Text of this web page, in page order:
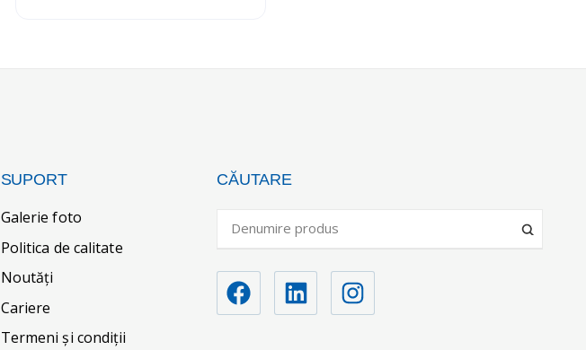
SUPORT
Galerie foto
Politica de calitate
Noutăți
Cariere
Termeni și condiții
CĂUTARE